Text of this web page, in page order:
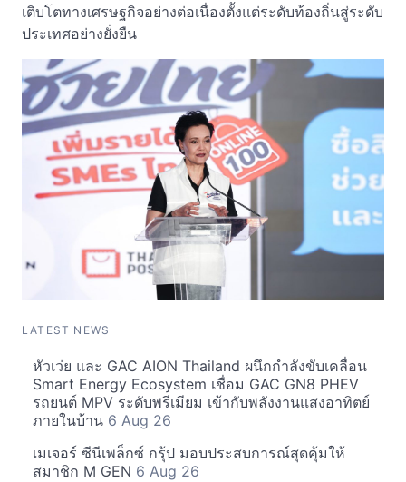
เติบโตทางเศรษฐกิจอย่างต่อเนื่องตั้งแต่ระดับท้องถิ่นสู่ระดับ
ประเทศอย่างยั่งยืน
LATEST NEWS
หัวเว่ย และ GAC AION Thailand ผนึกกำลังขับเคลื่อน
Smart Energy Ecosystem เชื่อม GAC GN8 PHEV
รถยนต์ MPV ระดับพรีเมียม เข้ากับพลังงานแสงอาทิตย์
ภายในบ้าน 6 Aug 26
เมเจอร์ ซีนีเพล็กซ์ กรุ้ป มอบประสบการณ์สุดคุ้มให้
สมาชิก M GEN 6 Aug 26